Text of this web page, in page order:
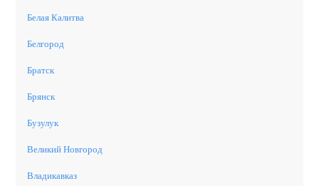
Белая Калитва
Белгород
Братск
Брянск
Бузулук
Великий Новгород
Владикавказ